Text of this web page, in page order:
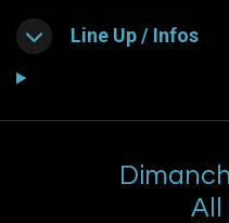
Line Up / Infos
All